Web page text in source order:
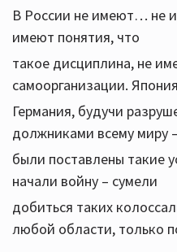
В России не имеют… не
имеют понятия, что
такое дисциплина, не
самоорганизации.
Германия, будучи
должниками всему миру –
были поставлены такие
начали войну – сумели
добиться таких
любой области, только